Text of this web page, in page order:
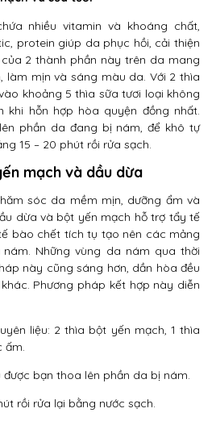
nhiều vitamin và khoáng chất,
protein giúp da phục hồi, cải thiện
2 thành phần này trên da mang
làm mịn và sáng màu da. Với 2 thìa
khoảng 5 thìa sữa tươi loại không
khi hỗn hợp hòa quyện đồng nhất.
phần da đang bị nám, để khô tự
15 – 20 phút rồi rửa sạch.
mạch và dầu dừa
sóc da mềm mịn, dưỡng ẩm và
dừa và bột yến mạch hỗ trợ tẩy tế
bào chết tích tụ tạo nên các mảng
Những vùng da nám qua thời
này cũng sáng hơn, dần hòa đều
Phương pháp kết hợp này diễn
liệu: 2 thìa bột yến mạch, 1 thìa
ấm.
được bạn thoa lên phần da bị nám.
rồi rửa lại bằng nước sạch.